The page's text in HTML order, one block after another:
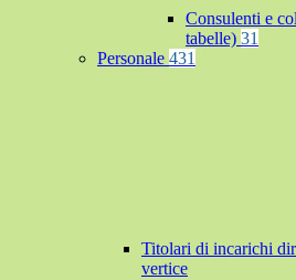
Consulenti e
tabelle) 31
Personale 431
Titolari di incarichi
vertice